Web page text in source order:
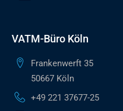
VATM-Büro Köln
Frankenwerft 35
50667 Köln
+49 221 37677-25